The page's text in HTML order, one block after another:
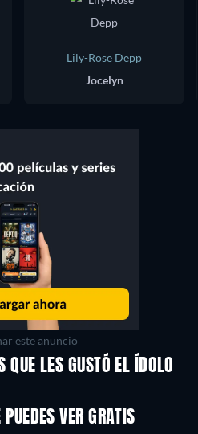
Lily-Rose Depp
Jocelyn
este anuncio
LES GUSTÓ EL ÍDOLO
VER GRATIS
TV